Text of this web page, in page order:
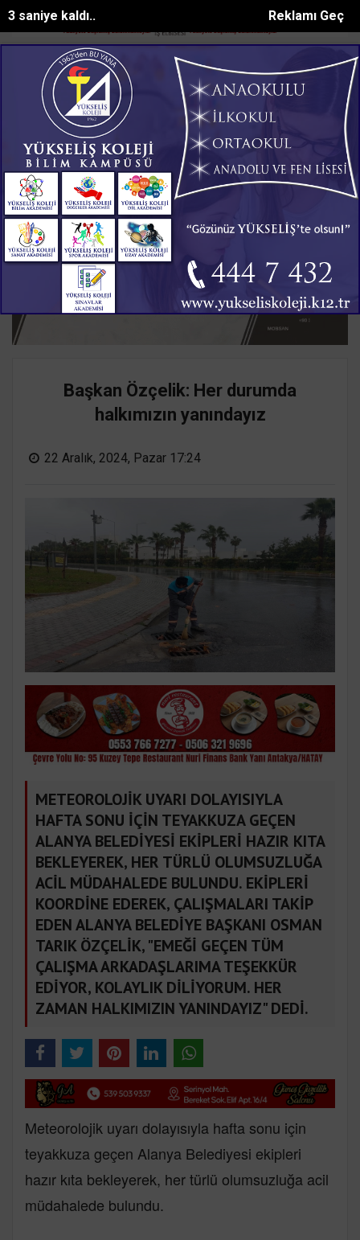
Reklamı Geç
1 saniye kaldı..
SON DAKİKA:
alev aldı, tamirci yangın tü... Yetkili servisin önündeki beyaz
Ana Sayfa GÜNDEM
Başkan Özçelik: Her durumda
halkımızın yanındayız
22 Aralık, 2024, Pazar 17:24
METEOROLOJİK UYARI DOLAYISIYLA
HAFTA SONU İÇİN TEYAKKUZA GEÇEN
ALANYA BELEDİYESİ EKİPLERİ HAZIR KITA
BEKLEYEREK, HER TÜRLÜ OLUMSUZLUĞA
ACİL MÜDAHALEDE BULUNDU. EKİPLERİ
KOORDİNE EDEREK, ÇALIŞMALARI TAKİP
EDEN ALANYA BELEDİYE BAŞKANI OSMAN
TARIK ÖZÇELİK, "EMEĞİ GEÇEN TÜM
ÇALIŞMA ARKADAŞLARIMA TEŞEKKÜR
EDİYOR, KOLAYLIK DİLİYORUM. HER
ZAMAN HALKIMIZIN YANINDAYIZ" DEDİ.
Meteorolojik uyarı dolayısıyla hafta sonu için
teyakkuza geçen Alanya Belediyesi ekipleri
hazır kıta bekleyerek, her türlü olumsuzluğa acil
müdahalede bulundu.